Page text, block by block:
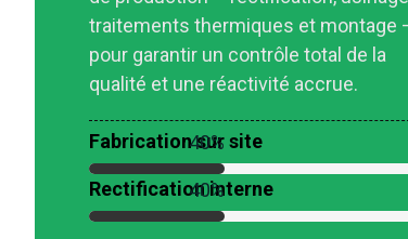
traitements thermiques et montage
pour garantir un contrôle total de la
qualité et une réactivité accrue.
Fabrication sur site
Rectification interne